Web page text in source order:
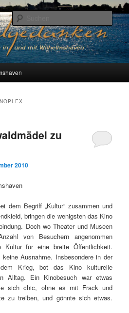
zu
2010
dem Begriff „Kultur“ zusammen und
bringen die wenigsten das Kino
Doch wo Theater und Museen
von Besuchern angenommen
Kultur für eine breite Öffentlichkeit.
Ausnahme. Insbesondere in der
dem Krieg, bot das Kino kulturelle
Alltag. Ein Kinobesuch war etwas
sich chic, ohne es mit Frack und
zu treiben, und gönnte sich etwas.